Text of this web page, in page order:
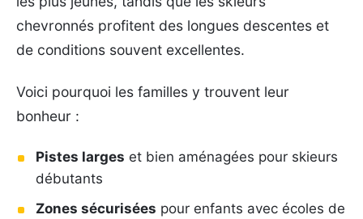
chevronnés profitent des longues descentes et
de conditions souvent excellentes.
Voici pourquoi les familles y trouvent leur
bonheur :
Pistes larges et bien aménagées pour skieurs
débutants
Zones sécurisées pour enfants avec écoles de